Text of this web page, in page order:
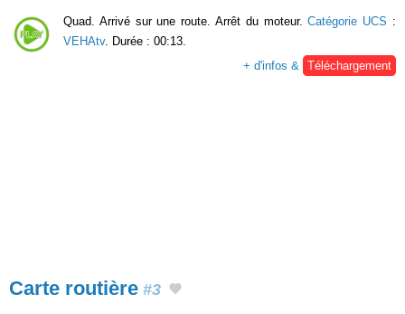
Quad. Arrivé sur une route. Arrêt du moteur.Catégorie UCS :
VEHAtv. Durée : 00:13.
+ d'infos &
Téléchargement
Carte routière #3